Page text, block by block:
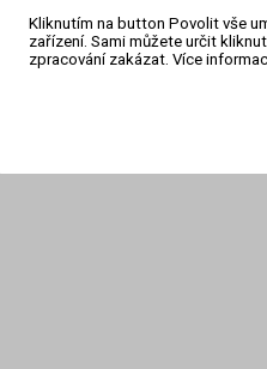
Kliknutím na button Povolit vše
zařízení. Sami můžete určit
zpracování zakázat. Více